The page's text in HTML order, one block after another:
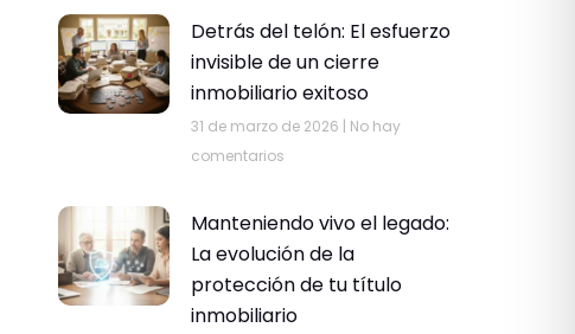
Detrás del telón: El esfuerzo
invisible de un cierre
inmobiliario exitoso
31 de marzo de 2026
No hay
comentarios
Manteniendo vivo el legado:
La evolución de la
protección de tu título
inmobiliario